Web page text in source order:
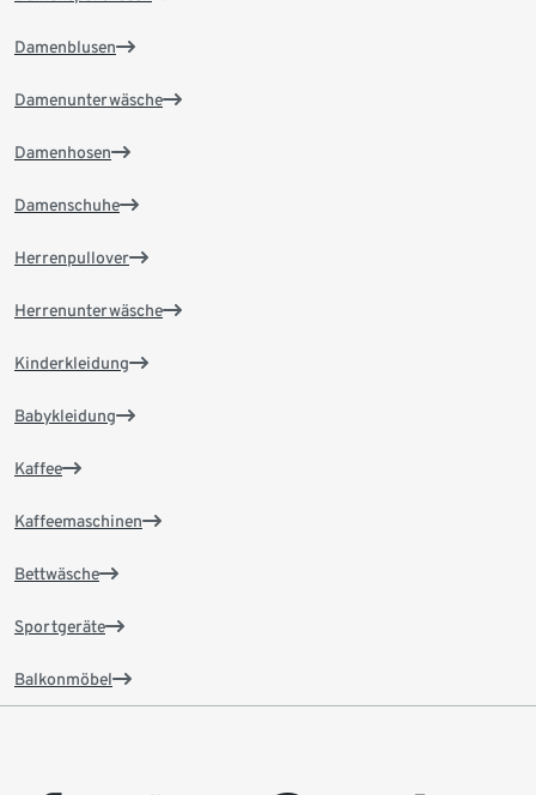
Damenblusen
Damenunterwäsche
Damenhosen
Damenschuhe
Herrenpullover
Herrenunterwäsche
Kinderkleidung
Babykleidung
Kaffee
Kaffeemaschinen
Bettwäsche
Sportgeräte
Balkonmöbel